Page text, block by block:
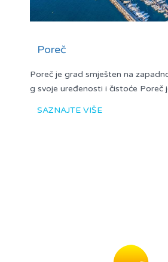
Poreč
Poreč je grad smješten na
g svoje uređenosti i čistoće Poreč
SAZNAJTE VIŠE